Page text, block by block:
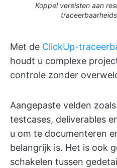
Koppel vereisten aan
Met de ClickUp-
houdt u complexe
controle zonder
Aangepaste velden
testcases, deliverables
u om te documenteren
belangrijk is. Het is ook
schakelen tussen